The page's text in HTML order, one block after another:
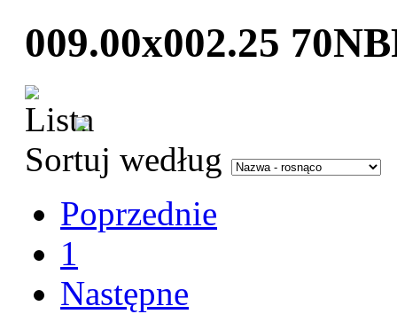
009.00x002.25
Sortuj według
Poprzednie
1
Następne